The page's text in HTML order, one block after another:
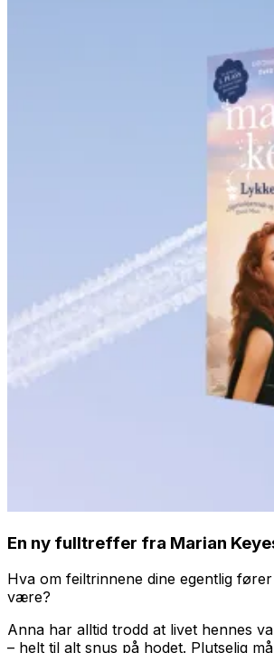
En ny fulltreffer fra Marian
Hva om feiltrinnene dine egentlig
være?
Anna har alltid trodd at livet hennes
– helt til alt snus på hodet. Plutselig